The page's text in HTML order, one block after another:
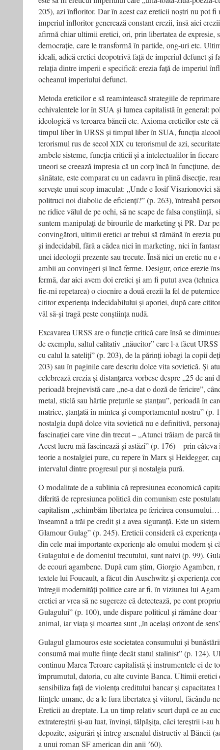
205), azi înfloritor. Dar în acest caz ereticii noștri nu pot
imperiul înfloritor generează constant erezii, însă aici
afirmă chiar ultimii eretici, ori, prin libertatea de expresie,
democrație, care le transformă în partide, ong-uri etc.
ideali, adică eretici deopotrivă față de imperiul defunct și
relația dintre imperii e specifică: erezia față de imperiul
ocheanul imperiului defunct.
Metoda ereticilor e să reamintească strategiile de
echivalentele lor în SUA și lumea capitalistă în general:
ideologică vs teroarea băncii etc. Axioma ereticilor este
timpul liber în URSS și timpul liber în SUA, funcția
terorismul rus de secol XIX cu terorismul de azi,
ambele sisteme, funcția criticii și a intelectualilor în
uneori se creează impresia că un corp încă în funcțiune,
sănătate, este comparat cu un cadavru în plină disecție,
servește unui scop imaculat: „Unde e Iosif Visarionovici
politruci noi diabolic de eficienți?” (p. 263), întreabă
ne ridice vălul de pe ochi, să ne scape de falsa conștiință,
suntem manipulați de birourile de marketing și PR. Dar
convingători, ultimii eretici ar trebui să rămână în erezia
și indecidabil, fără a cădea nici în marketing, nici în
unei ideologii prezente sau trecute. Însă nici un eretic nu
ambii au convingeri și încă ferme. Desigur, orice erezie
fermă, dar aici avem doi eretici și am fi putut avea
fie-mi repetarea) o ciocnire a două erezii la fel de
cititor experiența indecidabilului și aporiei, după care
văl să-și tragă peste conștiința nudă.
Excavarea URSS are o funcție critică care însă se
de exemplu, saltul calitativ „năucitor” care l-a făcut
cu calul la sateliți” (p. 203), de la părinți iobagi la copii
203) sau în paginile care descriu dolce vita sovietică. Și
celebrează erezia și distanțarea vorbesc despre „25 de ani
perioadă brejnevistă care „ne-a dat o doză de fericire”,
metal, sticlă sau hârtie prețurile se ștanțau”, perioadă în
matrice, ștanțată în mintea şi comportamentul nostru” (p.
nostalgia după dolce vita sovietică nu e definitivă,
fascinației care vine din trecut – „Atunci trăiam de parcă
Acest lucru mă fascinează și astăzi” (p. 176) – prin
teorie a nostalgiei pure, cu repere în Marx și Heidegger,
intervalul dintre progresul pur și nostalgia pură.
O modalitate de a sublinia că represiunea economică
diferită de represiunea politică din comunism este
capitalism „schimbăm libertatea pe fericirea
înseamnă a trăi pe credit și a avea siguranță. Este un
Glamour Gulag” (p. 245). Ereticii consideră că experiența
din cele mai importante experiențe ale omului modern și
Gulagului e de domeniul trecutului, sunt naivi (p. 99).
de ecouri agambene. După cum știm, Giorgio Agamben,
textele lui Foucault, a făcut din Ausch­witz şi experiența
întregii modernități politice care ar fi, în viziunea lui
eretici ar vrea să ne sugereze că detectează, pe cont
Gulagului” (p. 100), unde dispare politicul și rămâne
animal, iar viața și moartea sunt „în același orizont de
Gulagul glamouros este societatea consumului și
consumă mai multe ființe decât statul stalinist” (p. 124).
continuu Marea Teroare capitalistă și instrumentele ei de
împrumutul, datoria, cu alte cuvinte Banca. Ultimii eretici
sensibiliza față de violența creditului bancar și capacitatea
ființele umane, de a le fura libertatea și viitorul, făcându-
Ereticii au dreptate. La un timp relativ scurt după ce au
extratereștrii şi-au luat, învinși, tălpășița, căci tereștrii i-au
depozite, asigurări și întreg arsenalul distructiv al Băncii
a unui roman SF american din anii ʼ60).